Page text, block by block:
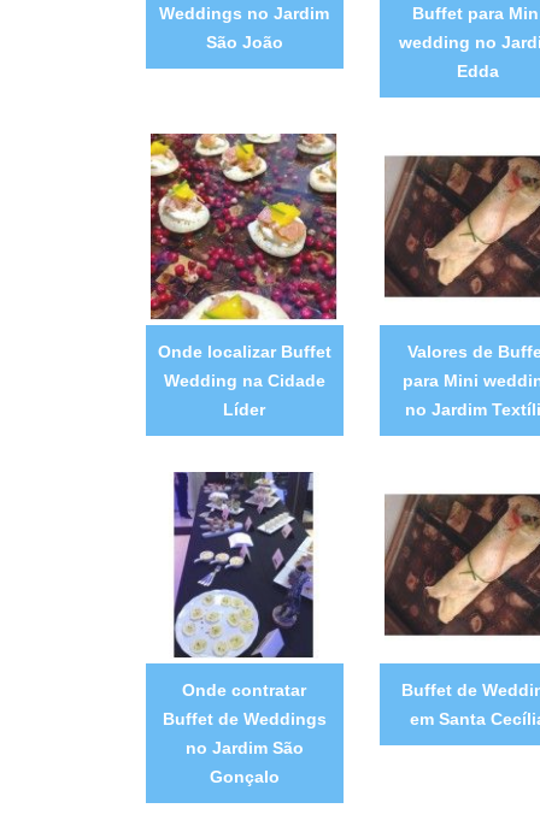
Weddings no Jardim
São João
Buffet para
wedding no
Edda
Onde localizar Buffet
Wedding na Cidade
Líder
Valores de
para Mini
no Jardim
Onde contratar
Buffet de Weddings
no Jardim São
Gonçalo
Buffet de
em Santa